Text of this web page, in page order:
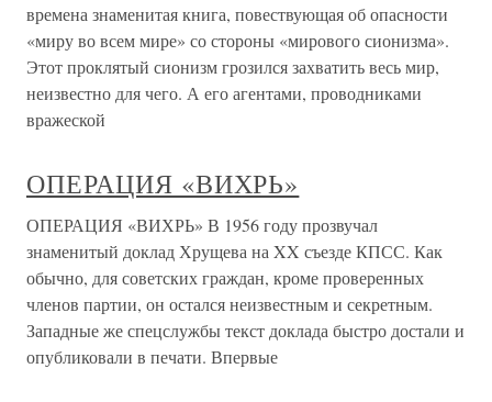
времена знаменитая книга, повествующая об опасности
«миру во всем мире» со стороны «мирового сионизма».
Этот проклятый сионизм грозился захватить весь мир,
неизвестно для чего. А его агентами, проводниками
вражеской
ОПЕРАЦИЯ «ВИХРЬ»
ОПЕРАЦИЯ «ВИХРЬ» В 1956 году прозвучал
знаменитый доклад Хрущева на XX съезде КПСС. Как
обычно, для советских граждан, кроме проверенных
членов партии, он остался неизвестным и секретным.
Западные же спецслужбы текст доклада быстро достали и
опубликовали в печати. Впервые